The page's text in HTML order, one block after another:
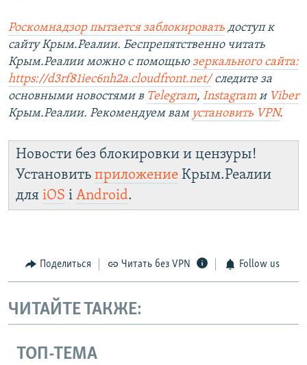
Роскомнадзор пытается заблокировать доступ к
сайту Крым.Реалии. Беспрепятственно читать
Крым.Реалии можно с помощью зеркального сайта:
https://d3rf81iec6nh2a.cloudfront.net/следите за
основными новостями в Telegram, Instagram и Viber
Крым.Реалии. Рекомендуем вам установить VPN.
Новости без блокировки и цензуры!
Установить приложение Крым.Реалии
для iOS і Android.
Поделиться Читать без VPN Follow us
ЧИТАЙТЕ ТАКЖЕ:
ТОП-ТЕМА